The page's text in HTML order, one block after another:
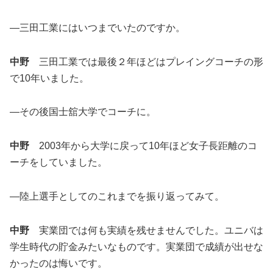
―三田工業にはいつまでいたのですか。
中野 三田工業では最後２年ほどはプレイングコーチの形
で10年いました。
―その後国士舘大学でコーチに。
中野 2003年から大学に戻って10年ほど女子長距離のコ
ーチをしていました。
―陸上選手としてのこれまでを振り返ってみて。
中野 実業団では何も実績を残せませんでした。ユニバは
学生時代の貯金みたいなものです。実業団で成績が出せな
かったのは悔いです。